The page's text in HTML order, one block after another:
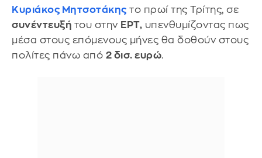
Κυριάκος Μητσοτάκης το πρωί της Τρίτης, σε
συνέντευξή του στην ΕΡΤ, υπενθυμίζοντας πως
μέσα στους επόμενους μήνες θα δοθούν στους
πολίτες πάνω από 2 δισ. ευρώ.